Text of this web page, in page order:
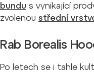
bundu s vynikající
zvolenou střední
Rab Borealis
Po letech se i tahle